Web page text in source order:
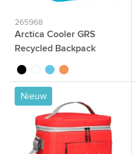
265968
Arctica Cooler GRS
Recycled Backpack
noir blancbleu orange
Nieuw